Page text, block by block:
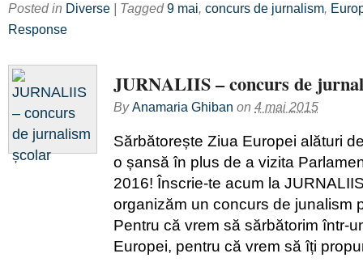
Posted in Diverse | Tagged9 mai, concurs de jurnalism,
Response
JURNALIIS – concurs de
ByAnamaria Ghiban on 4 mai 2015
Sărbătorește Ziua Europei alături
o șansă în plus de a vizita
2016! Înscrie-te acum la
organizăm un concurs de junalism
Pentru că vrem să sărbătorim într-
Europei, pentru că vrem să îți